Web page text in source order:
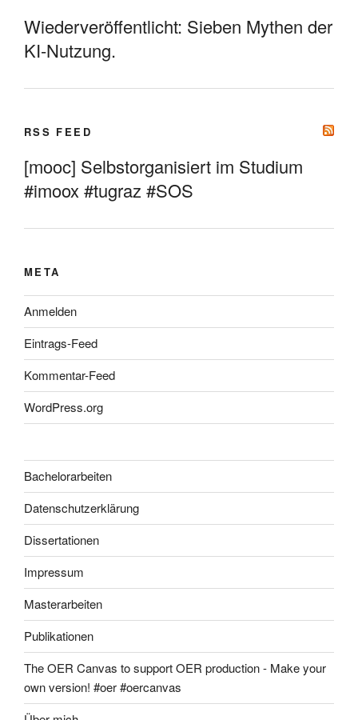
Wiederveröffentlicht: Sieben Mythen der
KI-Nutzung.
RSS FEED
[mooc] Selbstorganisiert im Studium
#imoox #tugraz #SOS
META
Anmelden
Eintrags-Feed
Kommentar-Feed
WordPress.org
Bachelorarbeiten
Datenschutzerklärung
Dissertationen
Impressum
Masterarbeiten
Publikationen
The OER Canvas to support OER production - Make your
own version! #oer #oercanvas